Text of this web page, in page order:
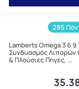
285
Lamberts Omega 3 6 9
Συνδυασμός Λιπαρών
& Πλούσιες Πηγές, …